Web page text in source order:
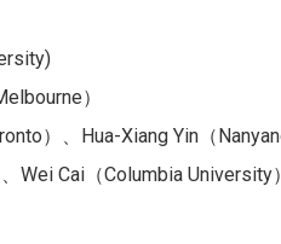
）
）、Hua-Xiang Yin（
Wei Cai（Columbia